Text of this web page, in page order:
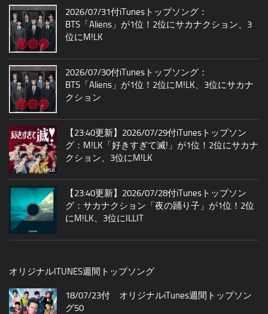
2026/07/31付iTunesトップソング：
BTS「Aliens」が1位！2位にサカナクション、3
位にM!LK
2026/07/30付iTunesトップソング：
BTS「Aliens」が1位！2位にM!LK、3位にサカナ
クション
【23:40更新】2026/07/29付iTunesトップソン
グ：M!LK「好きすぎて滅!」が1位！2位にサカナ
クション、3位にM!LK
【23:40更新】2026/07/28付iTunesトップソン
グ：サカナクション「夜の踊り子」が1位！2位
にM!LK、3位にILLIT
オリジナルITUNES週間トップソング
18/07/23付 オリジナルiTunes週間トップソン
グ50